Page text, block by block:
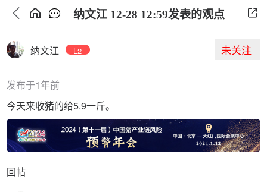
纳文江 12-28 12:59发表的观点
纳文江 L2 未关注
发布于1年前
今天来收猪的给5.9一斤。
回帖